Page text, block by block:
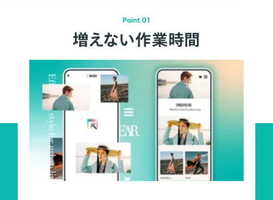
Point 01
増えない作業時間